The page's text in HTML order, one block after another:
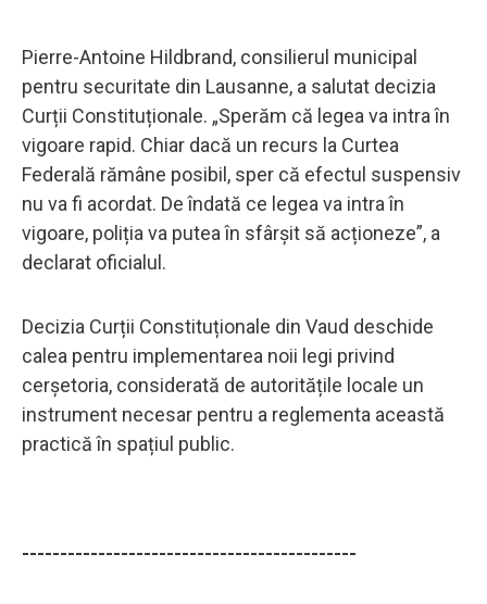
Pierre-Antoine Hildbrand, consilierul municipal
pentru securitate din Lausanne, a salutat decizia
Curții Constituționale. „Sperăm că legea va intra în
vigoare rapid. Chiar dacă un recurs la Curtea
Federală rămâne posibil, sper că efectul suspensiv
nu va fi acordat. De îndată ce legea va intra în
vigoare, poliția va putea în sfârșit să acționeze”, a
declarat oficialul.
Decizia Curții Constituționale din Vaud deschide
calea pentru implementarea noii legi privind
cerșetoria, considerată de autoritățile locale un
instrument necesar pentru a reglementa această
practică în spațiul public.
--------------------------------------------